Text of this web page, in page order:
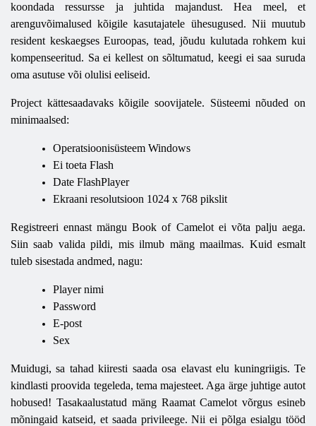
koondada ressursse ja juhtida majandust. Hea meel, et
arenguvõimalused kõigile kasutajatele ühesugused. Nii muutub
resident keskaegses Euroopas, tead, jõudu kulutada rohkem kui
kompenseeritud. Sa ei kellest on sõltumatud, keegi ei saa suruda
oma asutuse või olulisi eeliseid.
Project kättesaadavaks kõigile soovijatele. Süsteemi nõuded on
minimaalsed:
Operatsioonisüsteem Windows
Ei toeta Flash
Date FlashPlayer
Ekraani resolutsioon 1024 x 768 pikslit
Registreeri ennast mängu Book of Camelot ei võta palju aega.
Siin saab valida pildi, mis ilmub mäng maailmas. Kuid esmalt
tuleb sisestada andmed, nagu:
Player nimi
Password
E-post
Sex
Muidugi, sa tahad kiiresti saada osa elavast elu kuningriigis. Te
kindlasti proovida tegeleda, tema majesteet. Aga ärge juhtige autot
hobused! Tasakaalustatud mäng Raamat Camelot võrgus esineb
mõningaid katseid, et saada privileege. Nii ei põlga esialgu tööd